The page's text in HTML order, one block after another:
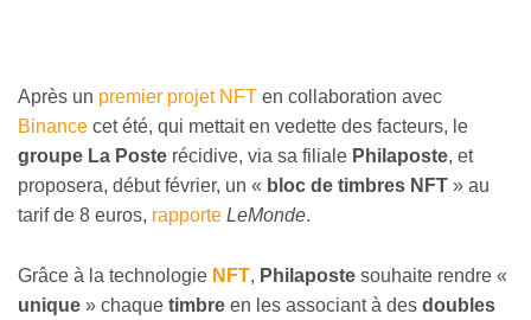
Après un premier projet NFT en collaboration avec
Binance cet été, qui mettait en vedette des facteurs, le
groupe La Poste récidive, via sa filiale Philaposte, et
proposera, début février, un « bloc de timbres NFT » au
tarif de 8 euros, rapporte LeMonde.
Grâce à la technologie NFT, Philaposte souhaite rendre «
unique » chaque timbre en les associant à des doubles